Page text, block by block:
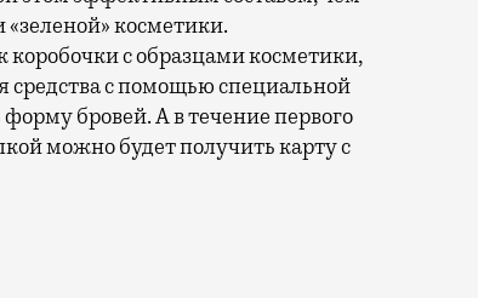
«зеленой» косметики.
коробочки с образцами косметики,
средства с помощью специальной
бровей. А в течение первого
можно будет получить карту с
российский филиал сети